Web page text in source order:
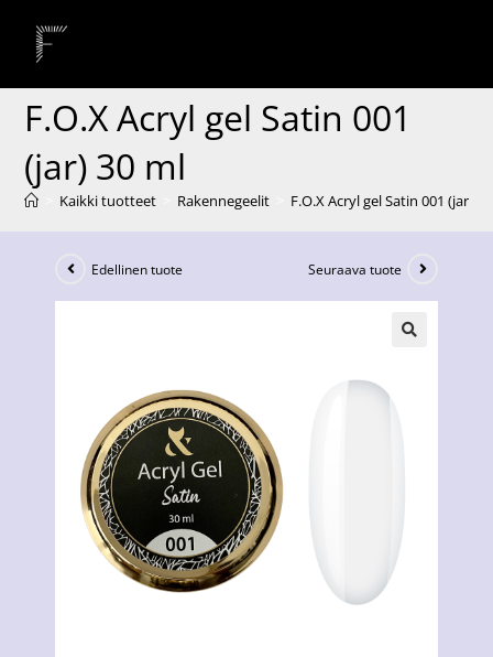
F.O.X Acryl gel Satin 001
(jar) 30 ml
Kaikki tuotteet Rakennegeelit F.O.X Acryl gel Satin 001 (jar)
Edellinen tuote Seuraava tuote